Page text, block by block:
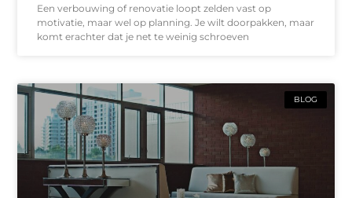
Een verbouwing of renovatie loopt zelden vast op
motivatie, maar wel op planning. Je wilt doorpakken, maar
komt erachter dat je net te weinig schroeven
BLOG